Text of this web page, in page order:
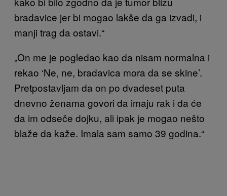
bradavice jer bi mogao lakše da ga izvadi, i
manji trag da ostavi.“
„On me je pogledao kao da nisam normalna i
rekao ‘Ne, ne, bradavica mora da se skine’.
Pretpostavljam da on po dvadeset puta
dnevno ženama govori da imaju rak i da će
da im odseče dojku, ali ipak je mogao nešto
blaže da kaže. Imala sam samo 39 godina.“